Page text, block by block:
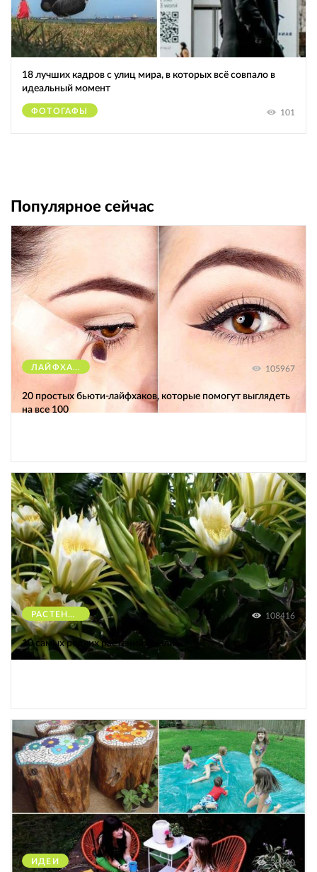
18 лучших кадров с улиц мира, в которых всё совпало в
идеальный момент
ФОТОГАФЫ 101
Популярное сейчас
ЛАЙФХАКИ 105967
20 простых бьюти-лайфхаков, которые помогут выглядеть
на все 100
РАСТЕНИЯ 108416
10 самых редких растений Земли
ИДЕИ 38430